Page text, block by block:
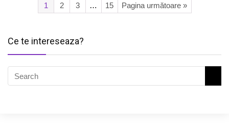
1 2 3 … 15 Pagina următoare »
Ce te intereseaza?